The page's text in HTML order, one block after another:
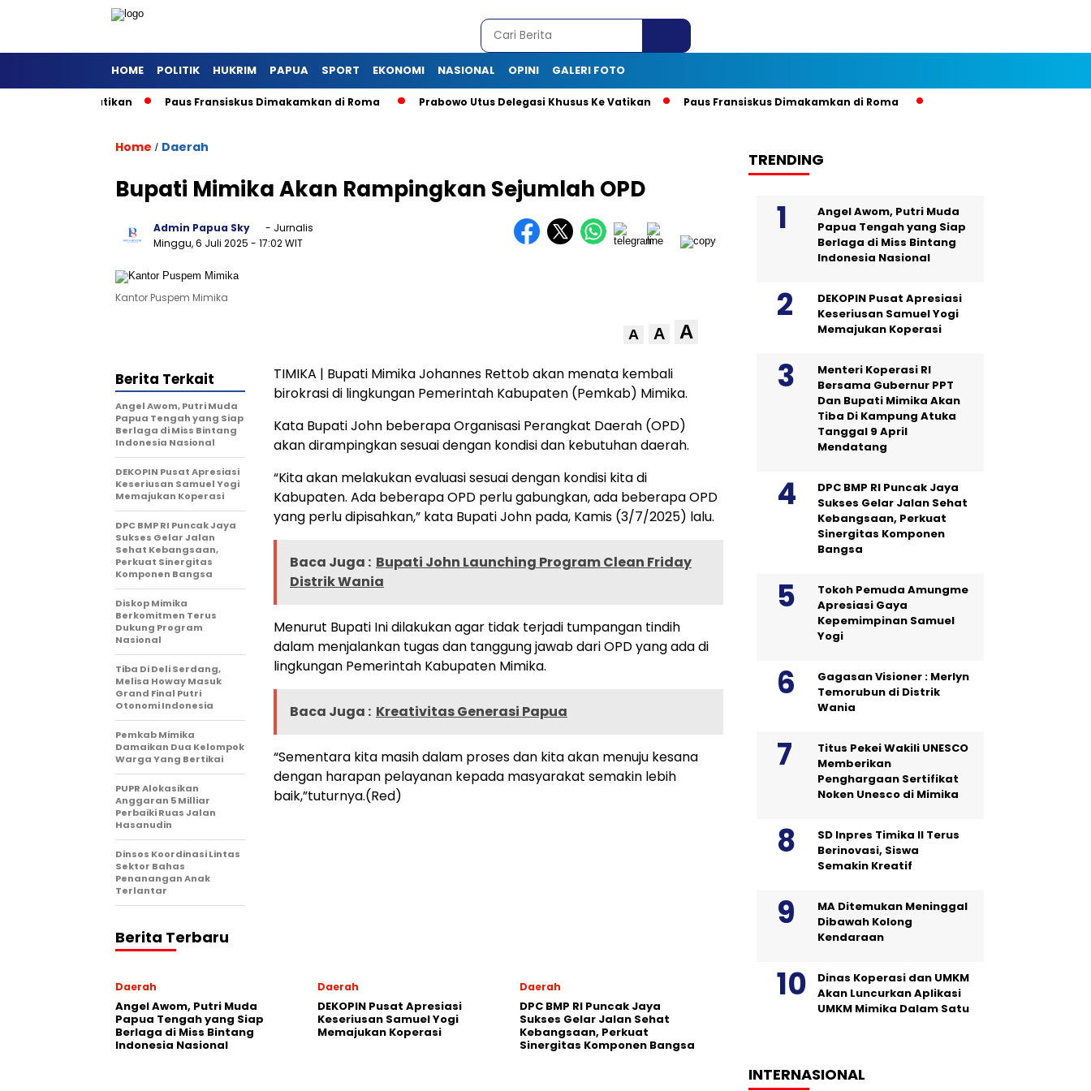
HOME POLITIK HUKRIM PAPUA SPORT EKONOMI NASIONAL OPINI GALERI FOTO
Khusus Ke Vatikan Paus Fransiskus Dimakamkan di Roma Prabowo Utus Delegasi Khusus Ke Vatikan Paus Fransiskus Dimakamkan di Roma
Home / Daerah
Bupati Mimika Akan Rampingkan Sejumlah OPD
Admin Papua Sky
- Jurnalis
Minggu, 6 Juli 2025 - 17:02 WIT
Kantor Puspem Mimika
A A A
TIMIKA | Bupati Mimika Johannes Rettob akan menata kembali
birokrasi di lingkungan Pemerintah Kabupaten (Pemkab) Mimika.
Kata Bupati John beberapa Organisasi Perangkat Daerah (OPD)
akan dirampingkan sesuai dengan kondisi dan kebutuhan daerah.
“Kita akan melakukan evaluasi sesuai dengan kondisi kita di
Kabupaten. Ada beberapa OPD perlu gabungkan, ada beberapa OPD
yang perlu dipisahkan,” kata Bupati John pada, Kamis (3/7/2025) lalu.
Baca Juga : Bupati John Launching Program Clean Friday
Distrik Wania
Menurut Bupati Ini dilakukan agar tidak terjadi tumpangan tindih
dalam menjalankan tugas dan tanggung jawab dari OPD yang ada di
lingkungan Pemerintah Kabupaten Mimika.
Baca Juga : Kreativitas Generasi Papua
“Sementara kita masih dalam proses dan kita akan menuju kesana
dengan harapan pelayanan kepada masyarakat semakin lebih
baik,”tuturnya.(Red)
Berita Terkait
Angel Awom, Putri Muda
Papua Tengah yang Siap
Berlaga di Miss Bintang
Indonesia Nasional
DEKOPIN Pusat Apresiasi
Keseriusan Samuel Yogi
Memajukan Koperasi
DPC BMP RI Puncak Jaya
Sukses Gelar Jalan
Sehat Kebangsaan,
Perkuat Sinergitas
Komponen Bangsa
Diskop Mimika
Berkomitmen Terus
Dukung Program
Nasional
Tiba Di Deli Serdang,
Melisa Howay Masuk
Grand Final Putri
Otonomi Indonesia
Pemkab Mimika
Damaikan Dua Kelompok
Warga Yang Bertikai
PUPR Alokasikan
Anggaran 5 Milliar
Perbaiki Ruas Jalan
Hasanudin
Dinsos Koordinasi Lintas
Sektor Bahas
Penanangan Anak
Terlantar
Berita Terbaru
Daerah
Angel Awom, Putri Muda
Papua Tengah yang Siap
Berlaga di Miss Bintang
Indonesia Nasional
Daerah
DEKOPIN Pusat Apresiasi
Keseriusan Samuel Yogi
Memajukan Koperasi
Daerah
DPC BMP RI Puncak Jaya
Sukses Gelar Jalan Sehat
Kebangsaan, Perkuat
Sinergitas Komponen Bangsa
TRENDING
Angel Awom, Putri Muda
Papua Tengah yang Siap
Berlaga di Miss Bintang
Indonesia Nasional
DEKOPIN Pusat Apresiasi
Keseriusan Samuel Yogi
Memajukan Koperasi
Menteri Koperasi RI
Bersama Gubernur PPT
Dan Bupati Mimika Akan
Tiba Di Kampung Atuka
Tanggal 9 April
Mendatang
DPC BMP RI Puncak Jaya
Sukses Gelar Jalan Sehat
Kebangsaan, Perkuat
Sinergitas Komponen
Bangsa
Tokoh Pemuda Amungme
Apresiasi Gaya
Kepemimpinan Samuel
Yogi
Gagasan Visioner : Merlyn
Temorubun di Distrik
Wania
Titus Pekei Wakili UNESCO
Memberikan
Penghargaan Sertifikat
Noken Unesco di Mimika
SD Inpres Timika II Terus
Berinovasi, Siswa
Semakin Kreatif
MA Ditemukan Meninggal
Dibawah Kolong
Kendaraan
Dinas Koperasi dan UMKM
Akan Luncurkan Aplikasi
UMKM Mimika Dalam Satu
INTERNASIONAL